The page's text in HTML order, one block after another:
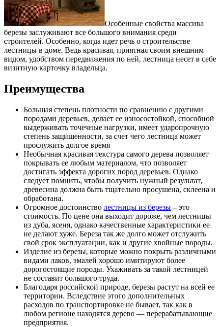
Особенные свойства массива
березы заслуживают все большого внимания среди
строителей. Особенно, когда идет речь о строительстве
лестницы в доме. Ведь красивая, приятная своим внешним
видом, удобством передвижения по ней, лестница несет в себе
визитную карточку владельца.
Преимущества
Большая степень плотности по сравнению с другими
породами деревьев, делает ее износостойкой, способной
выдерживать точечные нагрузки, имеет ударопрочную
степень защищенности, за счет чего лестница может
прослужить долгое время
Необычная красивая текстура самого дерева позволяет
покрывать ее любым материалом, что позволяет
достигать эффекта дорогих пород деревьев. Однако
следует помнить, чтобы получить нужный результат,
древесина должна быть тщательно просушена, склеена и
обработана.
Огромное достоинство лестницы из березы–это
стоимость. По цене она выходит дороже, чем лестницы
из дуба, ясеня, однако качественные характеристики ее
не делают хуже. Береза так же долго может отслужить
свой срок эксплуатации, как и другие хвойные породы.
Изделие из березы, которые можно покрыть различными
видами лаков, эмалей хорошо имитируют более
дорогостоящие породы. Ухаживать за такой лестницей
не составит большого труда.
Благодаря российской природе, березы растут на всей ее
территории. Вследствие этого дополнительных
расходов по транспортировке не бывает, так как в
любом регионе находятся дерево — перерабатывающие
предприятия.